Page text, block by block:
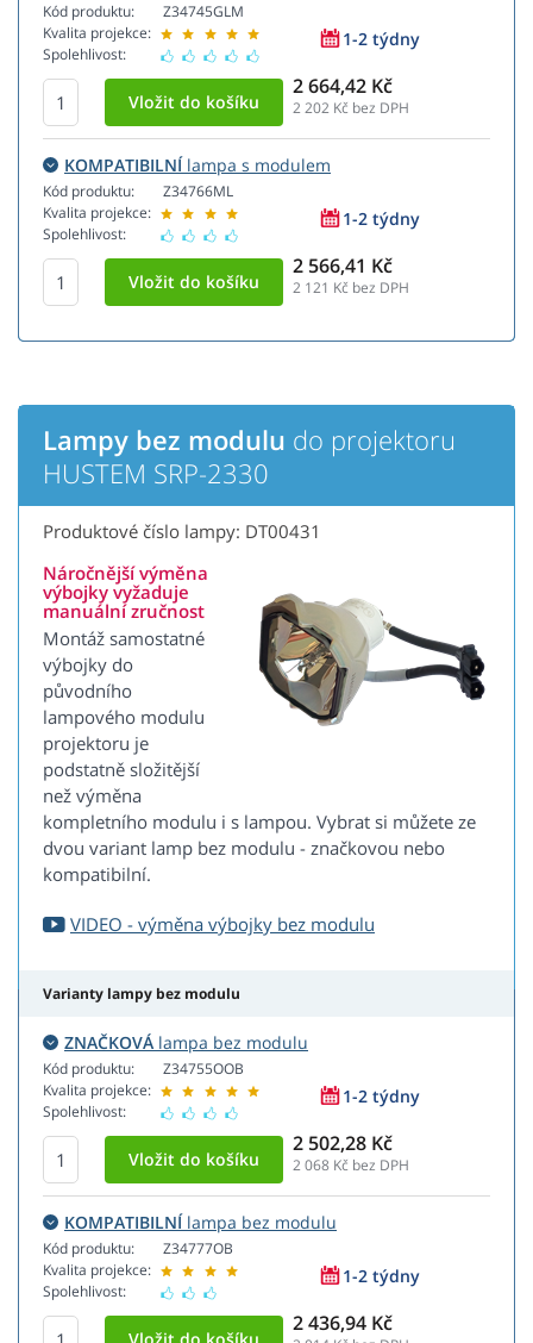
Kód produktu:
Kvalita projekce:
Spolehlivost:
Z34745GLM
1-2 týdny
2 664,42 Kč
2 202 Kč bez DPH
KOMPATIBILNÍlampa s modulem
Kód produktu:
Kvalita projekce:
Spolehlivost:
Z34766ML
1-2 týdny
2 566,41 Kč
2 121 Kč bez DPH
Lampy bez modulu do projektoru
HUSTEM SRP-2330
Produktové číslo lampy: DT00431
Náročnější výměna
výbojky vyžaduje
manuální zručnost
Montáž samostatné
výbojky do
původního
lampového modulu
projektoru je
podstatně složitější
než výměna
kompletního modulu i s lampou. Vybrat si můžete ze
dvou variant lamp bez modulu - značkovou nebo
kompatibilní.
VIDEO - výměna výbojky bez modulu
Varianty lampy bez modulu
ZNAČKOVÁ lampa bez modulu
Kód produktu:
Kvalita projekce:
Spolehlivost:
Z34755OOB
1-2 týdny
2 502,28 Kč
2 068 Kč bez DPH
KOMPATIBILNÍlampa bez modulu
Kód produktu:
Kvalita projekce:
Spolehlivost:
Z34777OB
1-2 týdny
2 436,94 Kč